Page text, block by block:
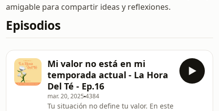
amigable para compartir ideas y reflexiones.
Episodios
Mi valor no está en mi
temporada actual - La Hora
Del Té - Ep.16
mar. 20, 2025 4384
Tu situación no define tu valor. En este